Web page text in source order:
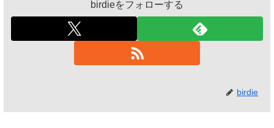
birdieをフォローする
birdie